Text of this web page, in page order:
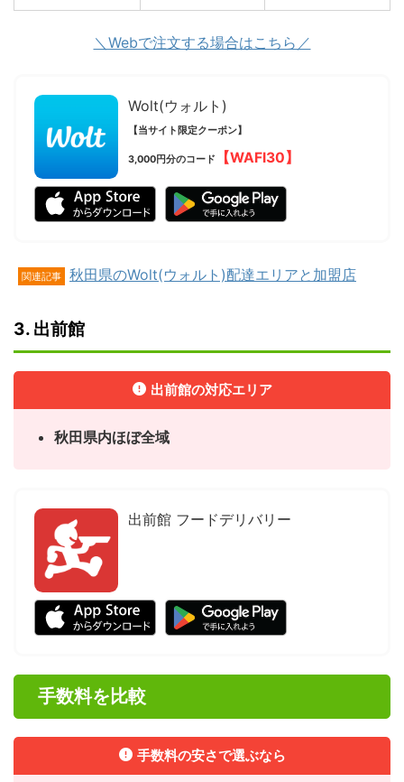
＼Webで注文する場合はこちら／
Wolt(ウォルト)
【当サイト限定クーポン】
3,000円分のコード 【WAFI30】
関連記事 秋田県のWolt(ウォルト)配達エリアと加盟店
3. 出前館
出前館の対応エリア
秋田県内ほぼ全域
出前館 フードデリバリー
手数料を比較
手数料の安さで選ぶなら